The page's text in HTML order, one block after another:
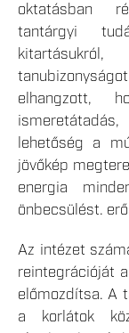
oktatásban
tantárgyi
elhangzott,
lehetőség a
jövőkép
energia
önbecsülést.
Az intézet
reintegrációját
előmozdítsa. A
a korlátok